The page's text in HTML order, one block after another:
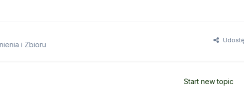
i Zbioru
Start new topic